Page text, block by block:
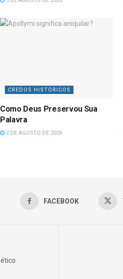
CREDOS HISTÓRICOS
Como Deus Preservou Sua
Palavra
2 DE AGOSTO DE 2026
FACEBOOK